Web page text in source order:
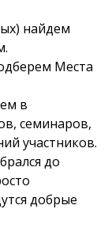
найдем
Места
в
семинаров,
участников.
до
добрые